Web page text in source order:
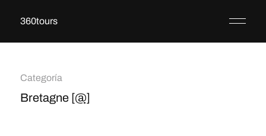
360tours
Categoría
Bretagne [@]